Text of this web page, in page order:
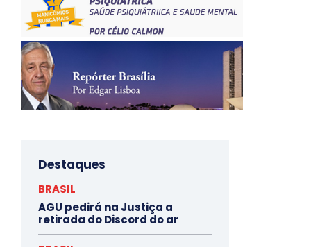
Destaques
BRASIL
AGU pedirá na Justiça a
retirada do Discord do ar